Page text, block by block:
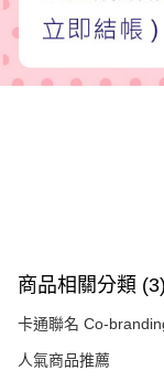
商品相關分類 (3)
卡通聯名 Co-
人氣商品推薦